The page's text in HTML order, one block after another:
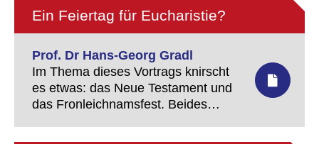
Ein Feiertag für Eucharistie?
Prof. Dr Hans-Georg Gradl
Im Thema dieses Vortrags knirscht
es etwas: das Neue Testament und
das Fronleichnamsfest. Beides